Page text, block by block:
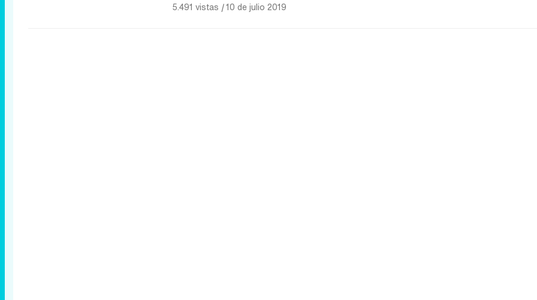
5.491 vistas |10 de julio 2019